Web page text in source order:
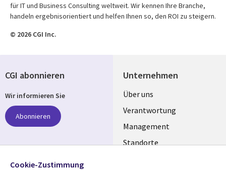
für IT und Business Consulting weltweit. Wir kennen Ihre Branche,
handeln ergebnisorientiert und helfen Ihnen so, den ROI zu steigern.
© 2026 CGI Inc.
Unternehmen
Useful
links
GERMANY
Über uns
Verantwortung
Management
Standorte
CGI abonnieren
Wir informieren Sie
Abonnieren
Folgen Sie uns
Cookie-Zustimmung